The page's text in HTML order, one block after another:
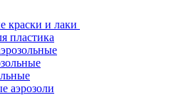
краски и лаки
пластика
аэрозоли